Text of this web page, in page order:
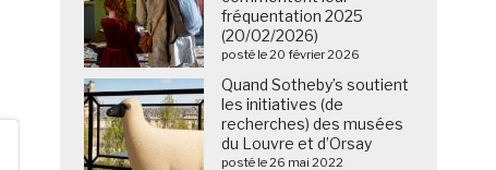
fréquentation 2025
(20/02/2026)
posté le 20 février 2026
Quand Sotheby’s soutient
les initiatives (de
recherches) des musées
du Louvre et d’Orsay
posté le 26 mai 2022